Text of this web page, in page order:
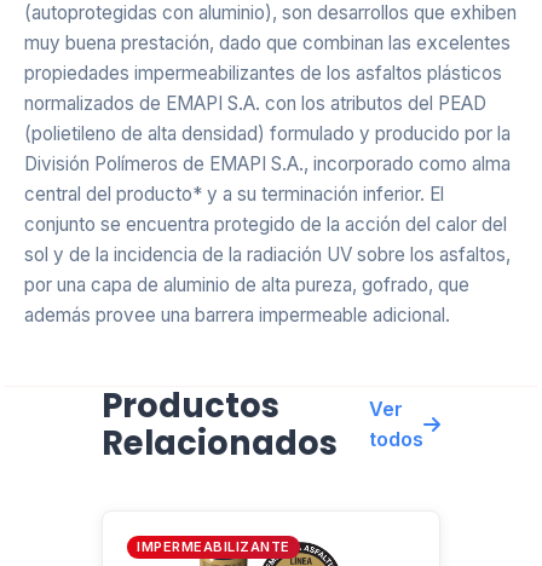
(autoprotegidas con aluminio), son desarrollos que exhiben
muy buena prestación, dado que combinan las excelentes
propiedades impermeabilizantes de los asfaltos plásticos
normalizados de EMAPI S.A. con los atributos del PEAD
(polietileno de alta densidad) formulado y producido por la
División Polímeros de EMAPI S.A., incorporado como alma
central del producto* y a su terminación inferior. El
conjunto se encuentra protegido de la acción del calor del
sol y de la incidencia de la radiación UV sobre los asfaltos,
por una capa de aluminio de alta pureza, gofrado, que
además provee una barrera impermeable adicional.
Los soportes base de la impermeabilización, tanto
cuerpos extraños o punzo-cortantes y sin restos de
Productos
Relacionados
Ver
todos
IMPERMEABILIZANTE